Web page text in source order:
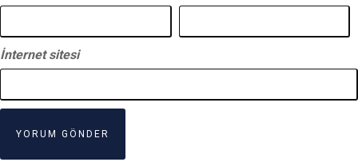
İnternet sitesi